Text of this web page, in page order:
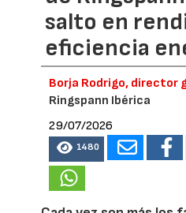
salto en
eficiencia
Borja Rodrigo, director
Ringspann Ibérica
29/07/2026
1480